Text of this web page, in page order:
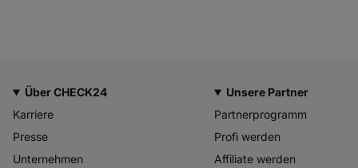
Über CHECK24
Karriere
Presse
Unternehmen
Unsere Partner
Partnerprogramm
Profi werden
Affiliate werden